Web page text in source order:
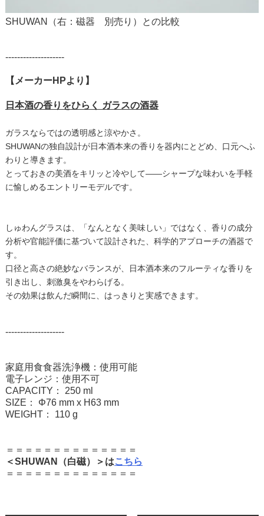
SHUWAN（右：磁器 別売り）との比較
--------------------
【メーカーHPより】
日本酒の​香りを​ひらく​ ガラスの​酒器
ガラスならではの​透明感と​涼やかさ。
SHUWANの​独自設計が​日本酒本来の​香りを​器内に​と​どめ、​口元へ​ふ
わりと​導きます。
とって​おきの​美酒を​キリッと​冷やして​——シャープな​味わいを​手軽
に​愉しめる​エントリーモデルです。
しゅわんグラスは、「なんとなく美味しい」ではなく、香りの成分
分析や官能評価に基づいて設計された、科学的アプローチの酒器で
す。
口径と高さの絶妙なバランスが、日本酒本来のフルーティな香りを
引き出し、刺激臭をやわらげる。
その効果は飲んだ瞬間に、はっきりと実感できます。
--------------------
家庭用食食器洗浄機：使用可能
電子レンジ：使用不可
CAPACITY： 250 ml
SIZE： Φ76 mm x H63 mm
WEIGHT： 110 g
＝＝＝＝＝＝＝＝＝＝＝＝＝＝
＜SHUWAN（白磁）＞はこちら
＝＝＝＝＝＝＝＝＝＝＝＝＝＝